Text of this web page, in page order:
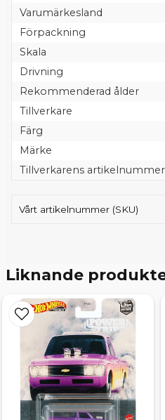
Varumärkesland
Förpackning
Skala
Drivning
Rekommenderad ålder
Tillverkare
Färg
Märke
Tillverkarens artikelnummer
Vårt artikelnummer (SKU)
Liknande